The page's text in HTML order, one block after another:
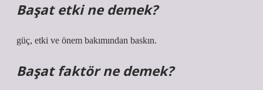
Başat etki ne demek?
güç, etki ve önem bakımından baskın.
Başat faktör ne demek?